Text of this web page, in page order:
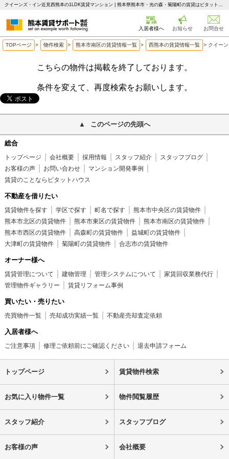
クイーンズ・イン近見西熊本の1LDK賃貸マンション | 熊本県熊本市・光の森・菊陽町の賃貸はピタットハウス 熊本賃貸サポート
入居者様へ お知らせ お問合せ
TOPページ > 物件検索 > 熊本市南区の賃貸情報一覧 > 西熊本の賃貸情報一覧 > クイー
こちらの物件は掲載を終了しております。
条件を変えて、再度検索をお願いします。
このページの先頭へ
総合
トップページ 会社概要 採用情報 スタッフ紹介
スタッフブログ
お客様の声
お問い合わせ
マンション開発事例
賃貸のことならピタットハウス
不動産を借りたい
賃貸物件を探す 学区で探す 町名で探す
熊本市中央区の賃貸物件
熊本市北区の賃貸物件
熊本市東区の賃貸物件
熊本市南区の賃貸物件
熊本市西区の賃貸物件
高森町の賃貸物件
益城町の賃貸物件
大津町の賃貸物件
菊陽町の賃貸物件 合志市の賃貸物件
オーナー様へ
賃貸管理について 建物管理 管理システムについて
家賃回収業務代行
管理物件ギャラリー
賃貸リフォーム事例
買いたい・売りたい
売買物件一覧 売却成功実績一覧 不動産売却査定依頼
入居者様へ
ご注意事項 修理ご依頼前にご確認ください 退去申請フォーム
トップページ 賃貸物件検索
お気に入り物件一覧 物件閲覧履歴
スタッフ紹介 スタッフブログ
お客様の声 会社概要